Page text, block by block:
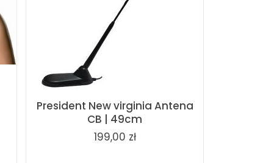
President New virginia Antena
CB | 49cm
199,00 zł